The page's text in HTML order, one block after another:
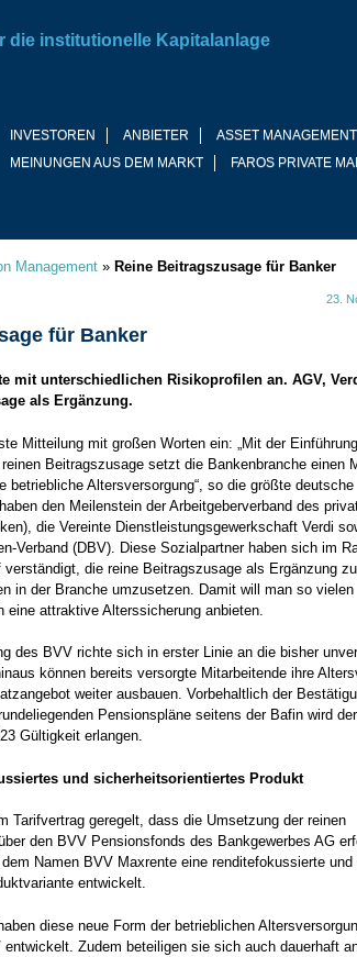
INVESTOREN ANBIETER ASSET MANAGEMENT
MEINUNGEN AUS DEM MARKT
FAROS PRIVATE
die institutionelle Kapitalanlage
Management » Reine Beitragszusage für Banker
23.
für Banker
mit unterschiedlichen Risikoprofilen an. AGV,
als Ergänzung.
Mitteilung mit großen Worten ein: „Mit der
Beitragszusage setzt die Bankenbranche einen
betriebliche Altersversorgung“, so die größte deutsche
den Meilenstein der Arbeitgeberverband des
die Vereinte Dienstleistungsgewerkschaft Verdi
Verband (DBV). Diese Sozialpartner haben sich im
verständigt, die reine Beitragszusage als Ergänzung
in der Branche umzusetzen. Damit will man so vielen
eine attraktive Alterssicherung anbieten.
des BVV richte sich in erster Linie an die bisher
können bereits versorgte Mitarbeitende ihre
weiter ausbauen. Vorbehaltlich der
Pensionspläne seitens der Bafin wird der
Gültigkeit erlangen.
und sicherheitsorientiertes Produkt
Tarifvertrag geregelt, dass die Umsetzung der reinen
den BVV Pensionsfonds des Bankgewerbes AG
Namen BVV Maxrente eine renditefokussierte und
entwickelt.
diese neue Form der betrieblichen
Zudem beteiligen sie sich auch dauerhaft